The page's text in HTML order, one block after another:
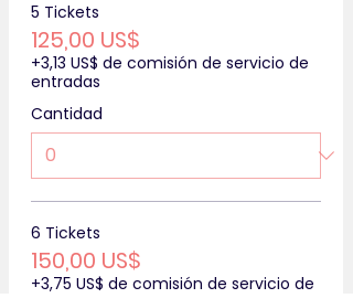
5 Tickets
125,00 US$
+3,13 US$ de comisión de servicio de
entradas
Cantidad
6 Tickets
150,00 US$
+3,75 US$ de comisión de servicio de